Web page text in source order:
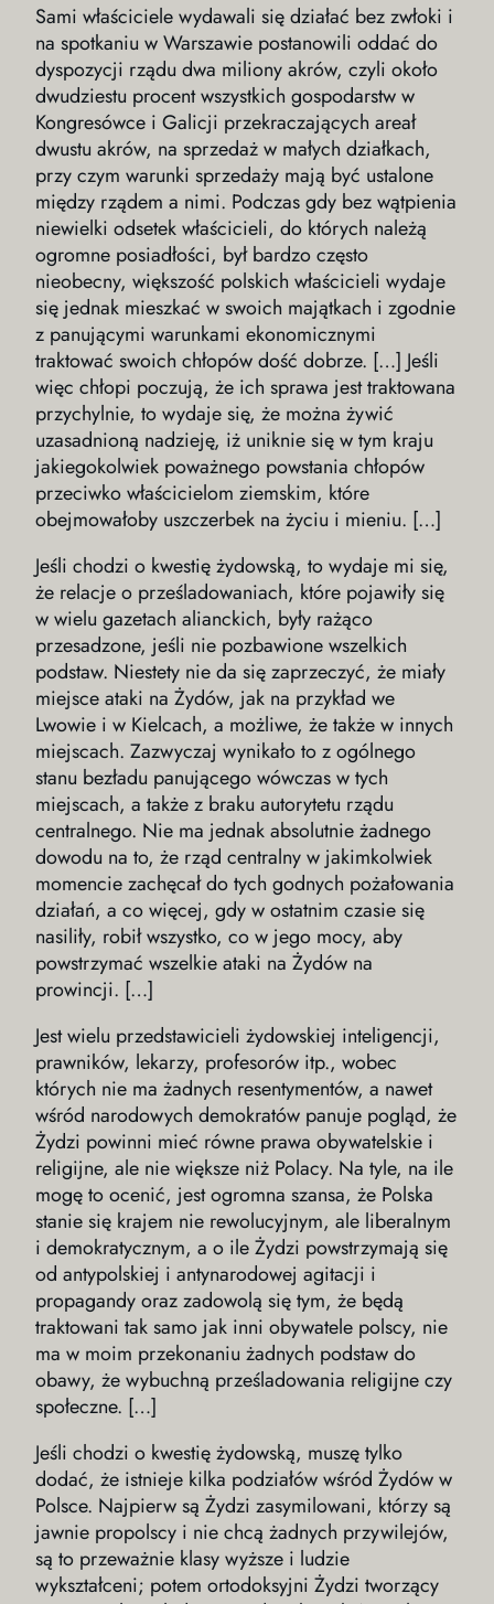
Sami właściciele wydawali się działać bez zwłoki i
na spotkaniu w Warszawie postanowili oddać do
dyspozycji rządu dwa miliony akrów, czyli około
dwudziestu procent wszystkich gospodarstw w
Kongresówce i Galicji przekraczających areał
dwustu akrów, na sprzedaż w małych działkach,
przy czym warunki sprzedaży mają być ustalone
między rządem a nimi. Podczas gdy bez wątpienia
niewielki odsetek właścicieli, do których należą
ogromne posiadłości, był bardzo często
nieobecny, większość polskich właścicieli wydaje
się jednak mieszkać w swoich majątkach i zgodnie
z panującymi warunkami ekonomicznymi
traktować swoich chłopów dość dobrze. […] Jeśli
więc chłopi poczują, że ich sprawa jest traktowana
przychylnie, to wydaje się, że można żywić
uzasadnioną nadzieję, iż uniknie się w tym kraju
jakiegokolwiek poważnego powstania chłopów
przeciwko właścicielom ziemskim, które
obejmowałoby uszczerbek na życiu i mieniu. […]
Jeśli chodzi o kwestię żydowską, to wydaje mi się,
że relacje o prześladowaniach, które pojawiły się
w wielu gazetach alianckich, były rażąco
przesadzone, jeśli nie pozbawione wszelkich
podstaw. Niestety nie da się zaprzeczyć, że miały
miejsce ataki na Żydów, jak na przykład we
Lwowie i w Kielcach, a możliwe, że także w innych
miejscach. Zazwyczaj wynikało to z ogólnego
stanu bezładu panującego wówczas w tych
miejscach, a także z braku autorytetu rządu
centralnego. Nie ma jednak absolutnie żadnego
dowodu na to, że rząd centralny w jakimkolwiek
momencie zachęcał do tych godnych pożałowania
działań, a co więcej, gdy w ostatnim czasie się
nasiliły, robił wszystko, co w jego mocy, aby
powstrzymać wszelkie ataki na Żydów na
prowincji. […]
Jest wielu przedstawicieli żydowskiej inteligencji,
prawników, lekarzy, profesorów itp., wobec
których nie ma żadnych resentymentów, a nawet
wśród narodowych demokratów panuje pogląd, że
Żydzi powinni mieć równe prawa obywatelskie i
religijne, ale nie większe niż Polacy. Na tyle, na ile
mogę to ocenić, jest ogromna szansa, że Polska
stanie się krajem nie rewolucyjnym, ale liberalnym
i demokratycznym, a o ile Żydzi powstrzymają się
od antypolskiej i antynarodowej agitacji i
propagandy oraz zadowolą się tym, że będą
traktowani tak samo jak inni obywatele polscy, nie
ma w moim przekonaniu żadnych podstaw do
obawy, że wybuchną prześladowania religijne czy
społeczne. […]
Jeśli chodzi o kwestię żydowską, muszę tylko
dodać, że istnieje kilka podziałów wśród Żydów w
Polsce. Najpierw są Żydzi zasymilowani, którzy są
jawnie propolscy i nie chcą żadnych przywilejów,
są to przeważnie klasy wyższe i ludzie
wykształceni; potem ortodoksyjni Żydzi tworzący